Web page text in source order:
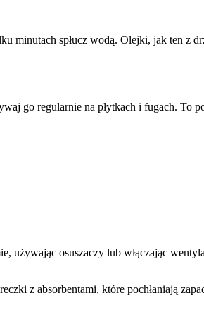
minutach spłucz wodą. Olejki, jak ten z
go regularnie na płytkach i fugach. To
używając osuszaczy lub włączając
z absorbentami, które pochłaniają